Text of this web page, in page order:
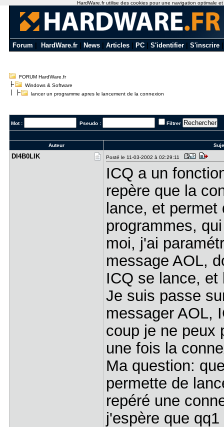
Forum HardWare.fr News Articles PC S'identifier S'inscrire
FORUM HardWare.fr
Windows & Software
lancer un programme apres le lancement de la connexion
Mot : Pseudo : Filtrer
Auteur
DI4B0LIK Posté le 11-03-2002 à 02:29:11
ICQ a un
repère que la
lance, et
programmes,
moi, j'ai
message AOL,
ICQ se lance,
Je suis passe
messager AOL,
coup je ne peux
une fois la
Ma question:
permette de
repéré une
j'espère que
HardWare.fr utilise des cookies pour une navigation optimale